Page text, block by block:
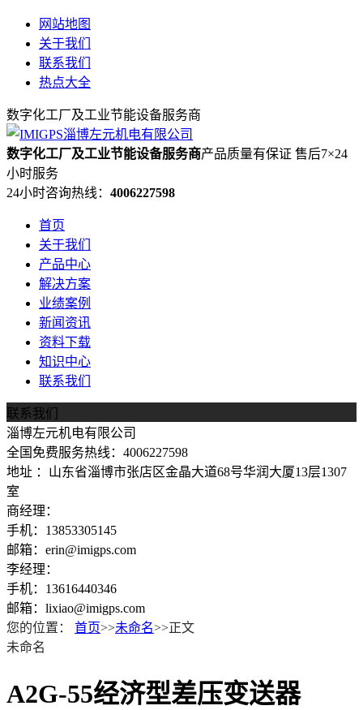
网站地图
关于我们
联系我们
热点大全
数字化工厂及工业节能设备服务商
数字化工厂及工业节能设备服务商产品质量有保证 售后7×24
小时服务
24小时咨询热线： 4006227598
首页
关于我们
产品中心
解决方案
业绩案例
新闻资讯
资料下载
知识中心
联系我们
联系我们
淄博左元机电有限公司
全国免费服务热线：4006227598
地址 ：山东省淄博市张店区金晶大道68号华润大厦13层1307
室
商经理：
手机：13853305145
邮箱：erin@imigps.com
李经理：
手机：13616440346
邮箱：lixiao@imigps.com
您的位置：
首页>>未命名>>正文
未命名
A2G-55经济型差压变送器